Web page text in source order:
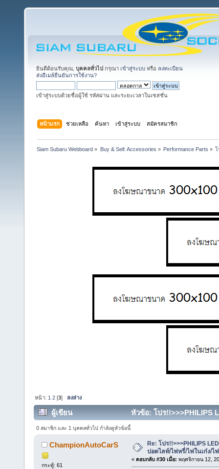
ยินดีต้อนรับคุณ, บุคคลทั่วไป กรุณา เข้าสู่ระบบ หรือ ลงทะเบียน
ส่งอีเมล์ยืนยันการใช้งาน?
เข้าสู่ระบบด้วยชื่อผู้ใช้ รหัสผ่าน และระยะเวลาในเซสชั่น
หน้าแรก ช่วยเหลือ ค้นหา เข้าสู่ระบบ สมัครสมาชิก
Siam Subaru Webboard » Buy & Sell: Accessories » Performance Parts » โ
หน้า: 1 2 [3] ลงล่าง
ผู้เขียน
หัวข้อ: โปร!!>>>PHILIPS
ป้าย<<<พระราม2 (อ่าน 19781 ครั้ง)
0 สมาชิก และ 1 บุคคลทั่วไป กำลังดูหัวข้อนี้
ChampionAutoCarS
กระทู้: 61
Re: โปร!!>>>PHILIPS
ปอตไลท์/ไฟหรี่/ไฟในเก๋ง/ไ
« ตอบกลับ #30 เมื่อ: พฤศจิกายน 12,